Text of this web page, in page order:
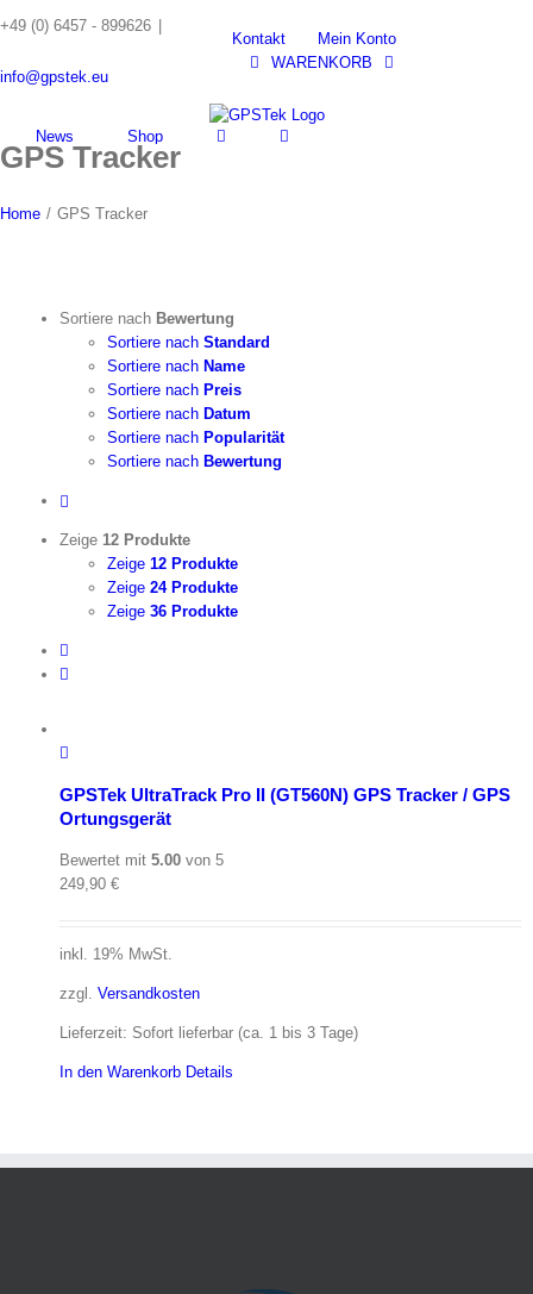
to
+49 (0) 6457 - 899626
info@gpstek.eu
Kontakt
Mein Konto
WARENKORB
News Shop
GPS Tracker
Home / GPS Tracker
Sortiere nach Bewertung
Sortiere nach Standard
Sortiere nach Name
Sortiere nach Preis
Sortiere nach Datum
Sortiere nach Popularität
Sortiere nach Bewertung
Zeige 12 Produkte
Zeige 12 Produkte
Zeige 24 Produkte
Zeige 36 Produkte
GPSTek UltraTrack Pro II (GT560N) GPS Tracker / GPS
Ortungsgerät
Bewertet mit 5.00 von 5
249,90 €
inkl. 19% MwSt.
zzgl. Versandkosten
Lieferzeit: Sofort lieferbar (ca. 1 bis 3 Tage)
In den Warenkorb Details